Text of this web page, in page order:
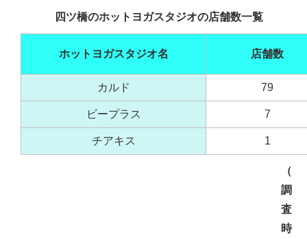
四ツ橋のホットヨガスタジオの店舗数一覧
ホットヨガスタジオ名 店舗数
カルド 79
ビープラス 7
チアキス 1
（
調
査
時